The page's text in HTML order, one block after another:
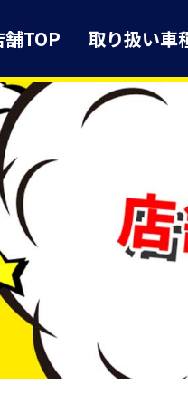
舗TOP 取り扱い車